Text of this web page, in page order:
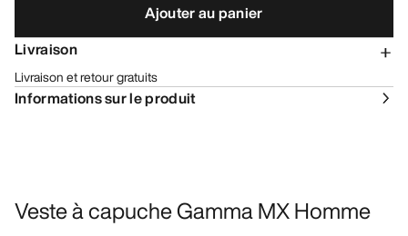
Ajouter au panier
Livraison
Livraison et retour gratuits
Informations sur le produit
Veste à capuche Gamma MX Homme